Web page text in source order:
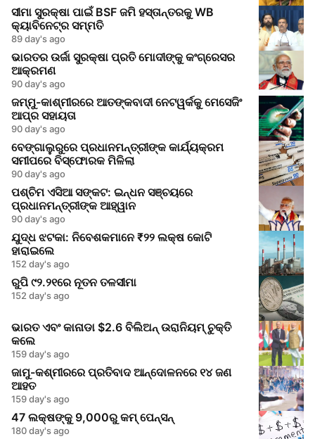
ସୀମା ସୁରକ୍ଷା ପାଇଁ BSF ଜମି ହସ୍ତାନ୍ତରକୁ WB
କ୍ୟାବିନେଟ୍‌ର ସମ୍ମତି
89 day's ago
ଭାରତର ଉର୍ଜା ସୁରକ୍ଷା ପ୍ରତି ମୋଦୀଙ୍କୁ କଂଗ୍ରେସର
ଆକ୍ରମଣ
90 day's ago
ଜମ୍ମୁ-କାଶ୍ମୀରରେ ଆତଙ୍କବାଦୀ ନେଟୱର୍କକୁ ମେସେଜିଂ
ଆପ୍‌ର ସହାୟତା
90 day's ago
ବେଙ୍ଗାଲୁରୁରେ ପ୍ରଧାନମନ୍ତ୍ରୀଙ୍କ କାର୍ଯ୍ୟକ୍ରମ
ସମୀପରେ ବିସ୍ଫୋରକ ମିଳିଲା
90 day's ago
ପଶ୍ଚିମ ଏସିଆ ସଙ୍କଟ: ଇନ୍ଧନ ସଞ୍ଚୟରେ
ପ୍ରଧାନମନ୍ତ୍ରୀଙ୍କ ଆହ୍ୱାନ
90 day's ago
ଯୁଦ୍ଧ ଝଟକା: ନିବେଶକମାନେ ₹୨୨ ଲକ୍ଷ କୋଟି
ହାରାଇଲେ
152 day's ago
ରୁପି ୯୨.୨୧ରେ ନୂତନ ତଳସୀମା
152 day's ago
ଭାରତ ଏବଂ କାନାଡା $2.6 ବିଲିଅନ୍ ଉରାନିୟମ୍ ଚୁକ୍ତି
କଲେ
159 day's ago
ଜାମୁ-କଶ୍ମୀରରେ ପ୍ରତିବାଦ ଆନ୍ଦୋଳନରେ ୧୪ ଜଣ
ଆହତ
159 day's ago
47 ଲକ୍ଷଙ୍କୁ 9,000ରୁ କମ୍ ପେନ୍ସନ୍
180 day's ago